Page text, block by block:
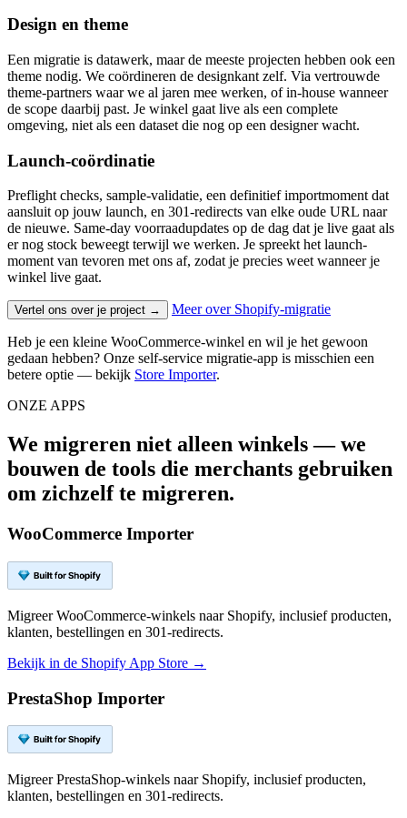
Design en theme
Een migratie is datawerk, maar de meeste projecten hebben ook een
theme nodig. We coördineren de designkant zelf. Via vertrouwde
theme-partners waar we al jaren mee werken, of in-house wanneer
de scope daarbij past. Je winkel gaat live als een complete
omgeving, niet als een dataset die nog op een designer wacht.
Launch-coördinatie
Preflight checks, sample-validatie, een definitief importmoment dat
aansluit op jouw launch, en 301-redirects van elke oude URL naar
de nieuwe. Same-day voorraadupdates op de dag dat je live gaat als
er nog stock beweegt terwijl we werken. Je spreekt het launch-
moment van tevoren met ons af, zodat je precies weet wanneer je
winkel live gaat.
Vertel ons over je project → Meer over Shopify-migratie
Heb je een kleine WooCommerce-winkel en wil je het gewoon
gedaan hebben? Onze self-service migratie-app is misschien een
betere optie — bekijk Store Importer.
ONZE APPS
We migreren niet alleen winkels — we
bouwen de tools die merchants gebruiken
om zichzelf te migreren.
WooCommerce Importer
Migreer WooCommerce-winkels naar Shopify, inclusief producten,
klanten, bestellingen en 301-redirects.
Bekijk in de Shopify App Store →
PrestaShop Importer
Migreer PrestaShop-winkels naar Shopify, inclusief producten,
klanten, bestellingen en 301-redirects.